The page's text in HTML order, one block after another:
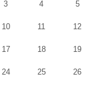
3 4 5
10 11 12
17 18 19
24 25 26